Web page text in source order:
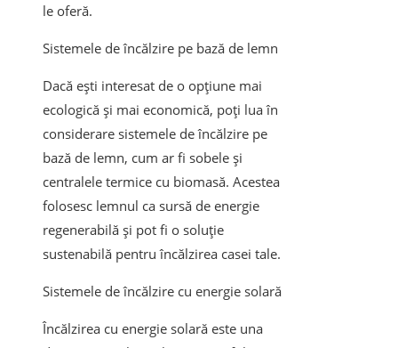
le oferă.
Sistemele de încălzire pe bază de lemn
Dacă ești interesat de o opțiune mai
ecologică și mai economică, poți lua în
considerare sistemele de încălzire pe
bază de lemn, cum ar fi sobele și
centralele termice cu biomasă. Acestea
folosesc lemnul ca sursă de energie
regenerabilă și pot fi o soluție
sustenabilă pentru încălzirea casei tale.
Sistemele de încălzire cu energie solară
Încălzirea cu energie solară este una